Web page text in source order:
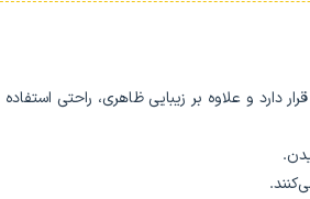
و علاوه بر زیبایی ظاهری، راحتی استفاده